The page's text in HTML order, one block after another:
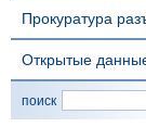
Прокуратура
Открытые
поиск